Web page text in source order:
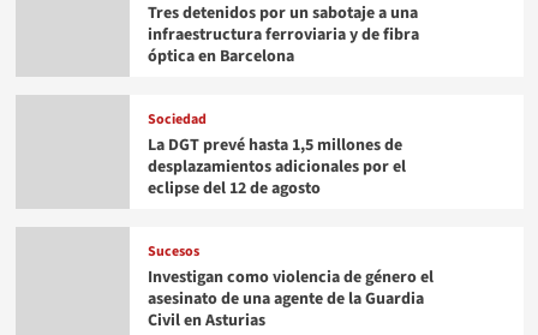
Tres detenidos por un sabotaje a una
infraestructura ferroviaria y de fibra
óptica en Barcelona
Sociedad
La DGT prevé hasta 1,5 millones de
desplazamientos adicionales por el
eclipse del 12 de agosto
Sucesos
Investigan como violencia de género el
asesinato de una agente de la Guardia
Civil en Asturias